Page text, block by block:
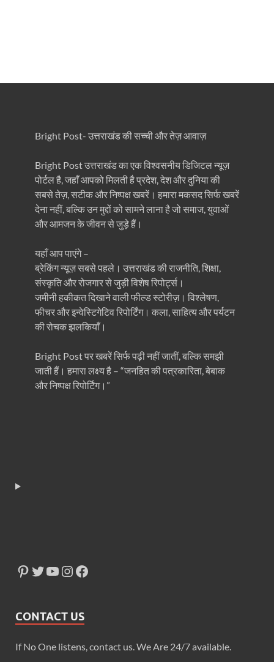
Bright Post- उत्तराखंड की सच्ची और तेज़ आवाज़
Bright Post उत्तराखंड का एक विश्वसनीय डिजिटल न्यूज़
पोर्टल है, जहाँ आपको मिलती है प्रदेश, देश और दुनिया की
सबसे तेज़, सटीक और निष्पक्ष खबरें। हमारा मकसद सिर्फ खबरें
देना नहीं, बल्कि उन मुद्दों को सामने लाना है जो समाज, युवाओं
और आमजन के जीवन से जुड़े हैं।
यहाँ आप पाएंगे –
ब्रेकिंग न्यूज़ सबसे पहले। उत्तराखंड की राजनीति, शिक्षा,
संस्कृति और रोजगार से जुड़ी विशेष रिपोर्ट्स।
जमीनी हकीकत दिखाने वाली फील्ड स्टोरीज़। विश्लेषण,
फीचर और इन्वेस्टिगेटिव रिपोर्टिंग। कला, साहित्य और पर्यटन
की रोचक झलकियाँ।
Bright Post पर खबरें सिर्फ पढ़ी नहीं जातीं, बल्कि समझी
जाती हैं। हमारा लक्ष्य है – “जनहित की पत्रकारिता, बेबाक
और निष्पक्ष रिपोर्टिंग।”
CONTACT US
If No One listens, contact us. We Are 24/7 available.